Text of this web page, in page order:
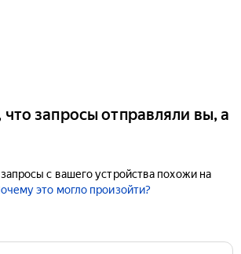
запросы отправляли вы, а
с вашего устройства похожи на
это могло произойти?